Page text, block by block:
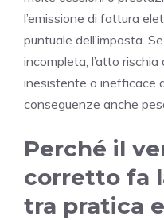
l’emissione di fattura
puntuale dell’imposta.
incompleta, l’atto
inesistente o inefficace
conseguenze anche
Perché il
corretto fa
tra pratica